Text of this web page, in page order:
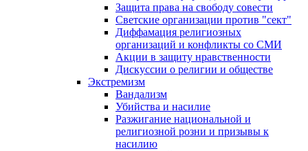
Защита права на свободу совести
Светские организации против "сект"
Диффамация религиозных
организаций и конфликты со СМИ
Акции в защиту нравственности
Дискуссии о религии и обществе
Экстремизм
Вандализм
Убийства и насилие
Разжигание национальной и
религиозной розни и призывы к
насилию